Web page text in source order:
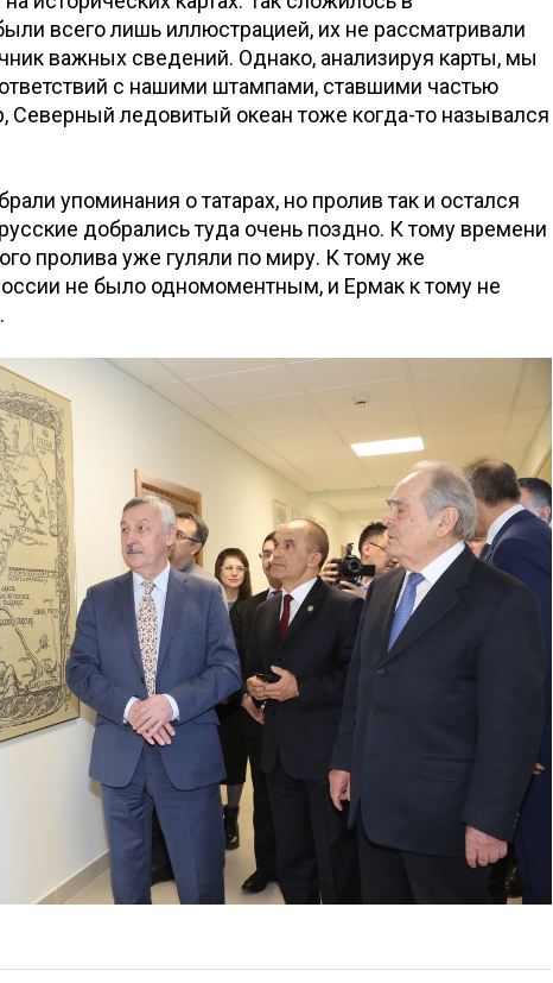
всего лишь иллюстрацией, их не рассматривали
важных сведений. Однако, анализируя карты, мы
с нашими штампами, ставшими частью
Северный ледовитый океан тоже когда-то назывался
упоминания о татарах, но пролив так и остался
добрались туда очень поздно. К тому времени
пролива уже гуляли по миру. К тому же
не было одномоментным, и Ермак к тому не